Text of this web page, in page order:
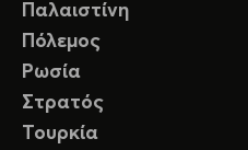
Παλαιστίνη
Πόλεμος
Ρωσία
Στρατός
Τουρκία